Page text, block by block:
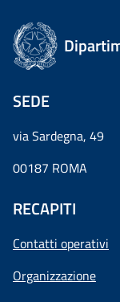
SEDE
via Sardegna, 49
00187 ROMA
RECAPITI
Contatti operativi
Organizzazione